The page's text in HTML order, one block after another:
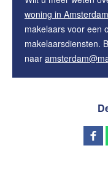
woning in Amsterdam
makelaars voor een
makelaarsdiensten.
naar